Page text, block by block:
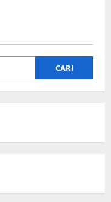
CARI